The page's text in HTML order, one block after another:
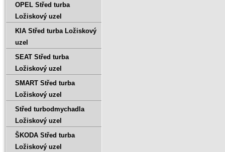
OPEL Střed turba
Ložiskový uzel
KIA Střed turba Ložiskový
uzel
SEAT Střed turba
Ložiskový uzel
SMART Střed turba
Ložiskový uzel
Střed turbodmychadla
Ložiskový uzel
ŠKODA Střed turba
Ložiskový uzel